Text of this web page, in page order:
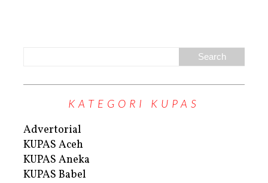
KATEGORI KUPAS
Advertorial
KUPAS Aceh
KUPAS Aneka
KUPAS Babel